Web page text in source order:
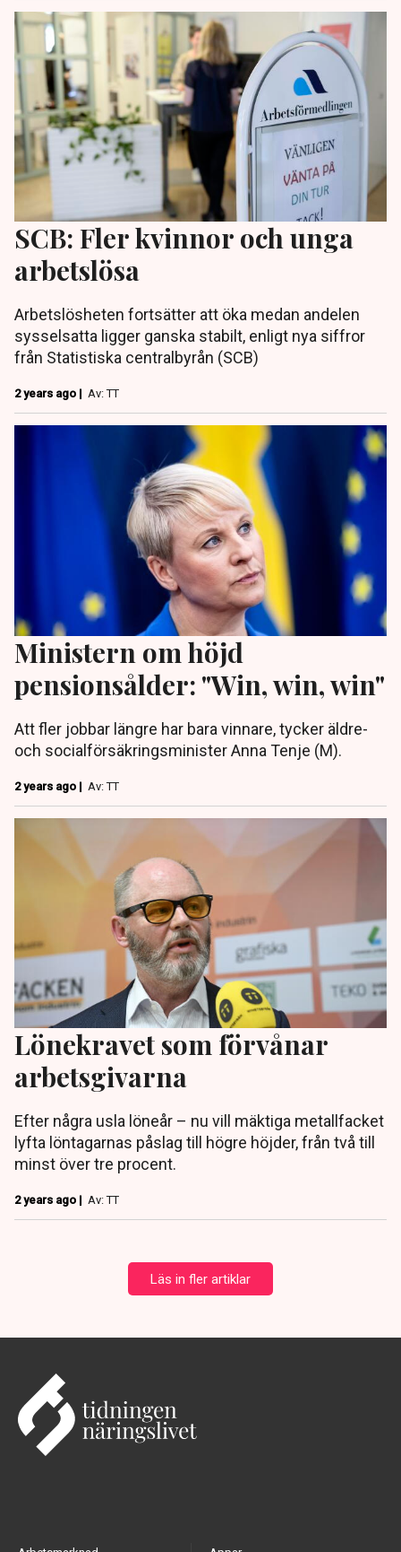
SCB: Fler kvinnor och unga
arbetslösa
Arbetslösheten fortsätter att öka medan andelen
sysselsatta ligger ganska stabilt, enligt nya siffror
från Statistiska centralbyrån (SCB)
2 years ago | Av: TT
Ministern om höjd
pensionsålder: "Win, win, win"
Att fler jobbar längre har bara vinnare, tycker äldre-
och socialförsäkringsminister Anna Tenje (M).
2 years ago | Av: TT
Lönekravet som förvånar
arbetsgivarna
Efter några usla löneår – nu vill mäktiga metallfacket
lyfta löntagarnas påslag till högre höjder, från två till
minst över tre procent.
2 years ago | Av: TT
Läs in fler artiklar